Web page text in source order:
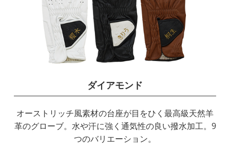
ダイアモンド
オーストリッチ風素材の台座が目をひく最高級天然羊
革のグローブ。水や汗に強く通気性の良い撥水加工。9
つのバリエーション。